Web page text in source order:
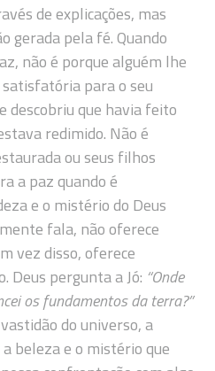
de explicações, mas
gerada pela fé. Quando
não é porque alguém lhe
para o seu
descobriu que havia feito
redimido. Não é
ou seus filhos
a paz quando é
e o mistério do Deus
fala, não oferece
vez disso, oferece
Deus pergunta a Jó: “Onde
os fundamentos da terra?”
do universo, a
beleza e o mistério que